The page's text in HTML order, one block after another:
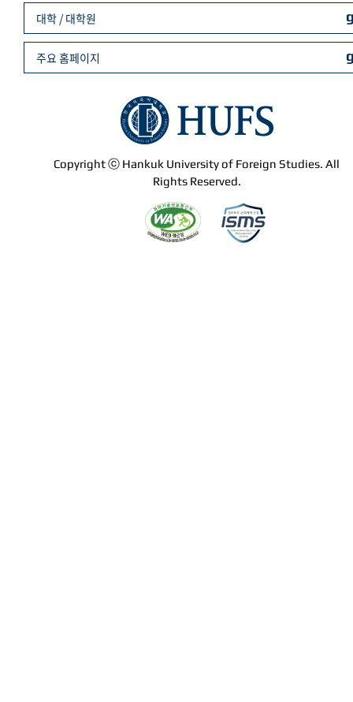
Copyright ⓒ Hankuk University of Foreign Studies. All
Rights Reserved.
대학 / 대학원
주요 홈페이지